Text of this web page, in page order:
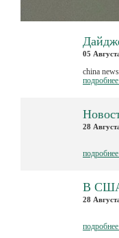
05
china news
28
В США
28